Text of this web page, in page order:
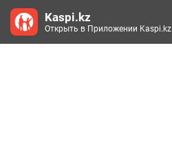
Kaspi.kz
Открыть в Приложении Kaspi.kz